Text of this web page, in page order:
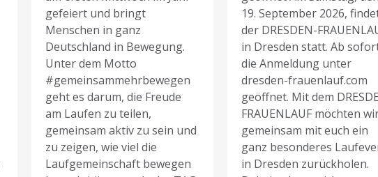
gefeiert und bringt
Menschen in ganz
Deutschland in Bewegung.
Unter dem Motto
#gemeinsammehrbewegen
geht es darum, die Freude
am Laufen zu teilen,
gemeinsam aktiv zu sein und
zu zeigen, wie viel die
Laufgemeinschaft bewegen
19. September 2026,
der DRESDEN-
in Dresden statt. Ab
die Anmeldung unter
dresden-frauenlauf.com
geöffnet. Mit dem
FRAUENLAUF möchten
gemeinsam mit euch ein
ganz besonderes
in Dresden zurückholen.